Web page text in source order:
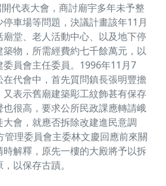
代表大會，商討廟宇多年未予整
車場等問題，決議計畫該年11月
堂、老人活動中心、以及地下停
物，所需經費約七千餘萬元，以
員會主任委員。1996年11月7
在代會中，首先質問鎮長張明豐擔
表示舊廟建築彫工紋飾甚有保存
很高，要求公所民政課應轉請峨
會，就應否拆除改建進民意調
管理委員會主委林文慶回應前來關
解釋，原先一樓的大殿將予以拆
以保存古蹟。